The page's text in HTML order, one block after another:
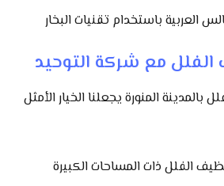
مع شركة التوحيد